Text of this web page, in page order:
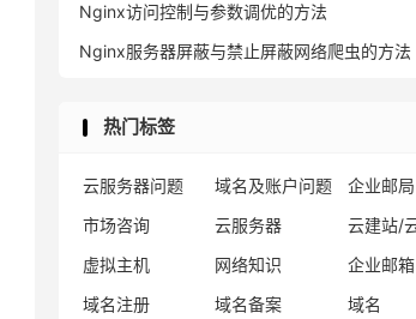
Nginx访问控制与参数调优的方法
Nginx服务器屏蔽与禁止屏蔽网络爬虫的方法
热门标签
云服务器问题 域名及账户问题
企业邮局
市场咨询
云服务器
虚拟主机
网络知识
企业邮箱
域名注册
域名备案
域名